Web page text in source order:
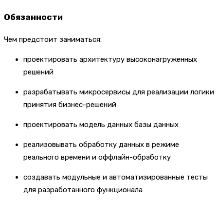
Обязанности
Чем предстоит заниматься:
проектировать архитектуру высоконагруженных
решений
разрабатывать микросервисы для реализации логики
принятия бизнес-решений
проектировать модель данных базы данных
реализовывать обработку данных в режиме
реального времени и оффлайн-обработку
создавать модульные и автоматизированные тесты
для разработанного функционала